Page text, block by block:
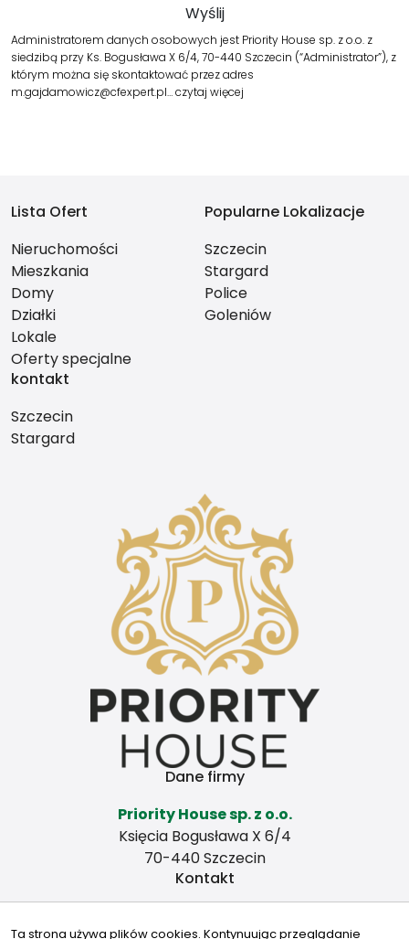
Administratorem danych osobowych jest Priority House sp. z o.o. z
siedzibą przy Ks. Bogusława X 6/4, 70-440 Szczecin (“Administrator”), z
którym można się skontaktować przez adres
m.gajdamowicz@cfexpert.pl…czytaj więcej
Lista Ofert
Nieruchomości
Mieszkania
Domy
Działki
Lokale
Oferty specjalne
Popularne Lokalizacje
Szczecin
Stargard
Police
Goleniów
kontakt
Szczecin
Stargard
Dane firmy
Priority House sp. z o.o.
Księcia Bogusława X 6/4
70-440 Szczecin
Kontakt
Ta strona używa plików cookies. Kontynuując przeglądanie